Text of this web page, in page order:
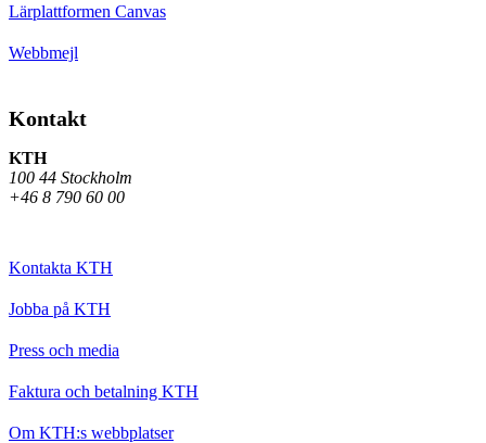
Lärplattformen Canvas
Webbmejl
Kontakt
KTH
100 44 Stockholm
+46 8 790 60 00
Kontakta KTH
Jobba på KTH
Press och media
Faktura och betalning KTH
Om KTH:s webbplatser